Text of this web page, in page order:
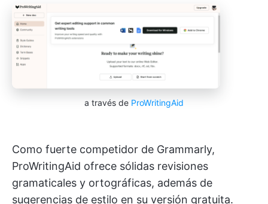
a través de ProWritingAid
Como fuerte competidor de Grammarly,
ProWritingAid ofrece sólidas revisiones
gramaticales y ortográficas, además de
sugerencias de estilo en su versión gratuita.